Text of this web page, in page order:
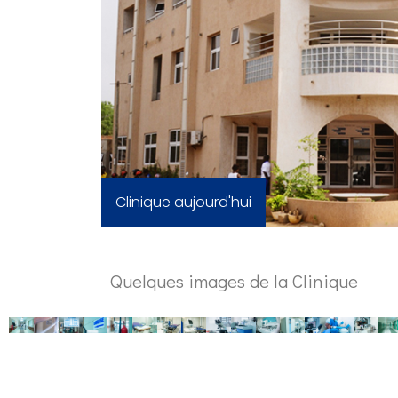
Clinique aujourd'hui
Quelques images de la Clinique